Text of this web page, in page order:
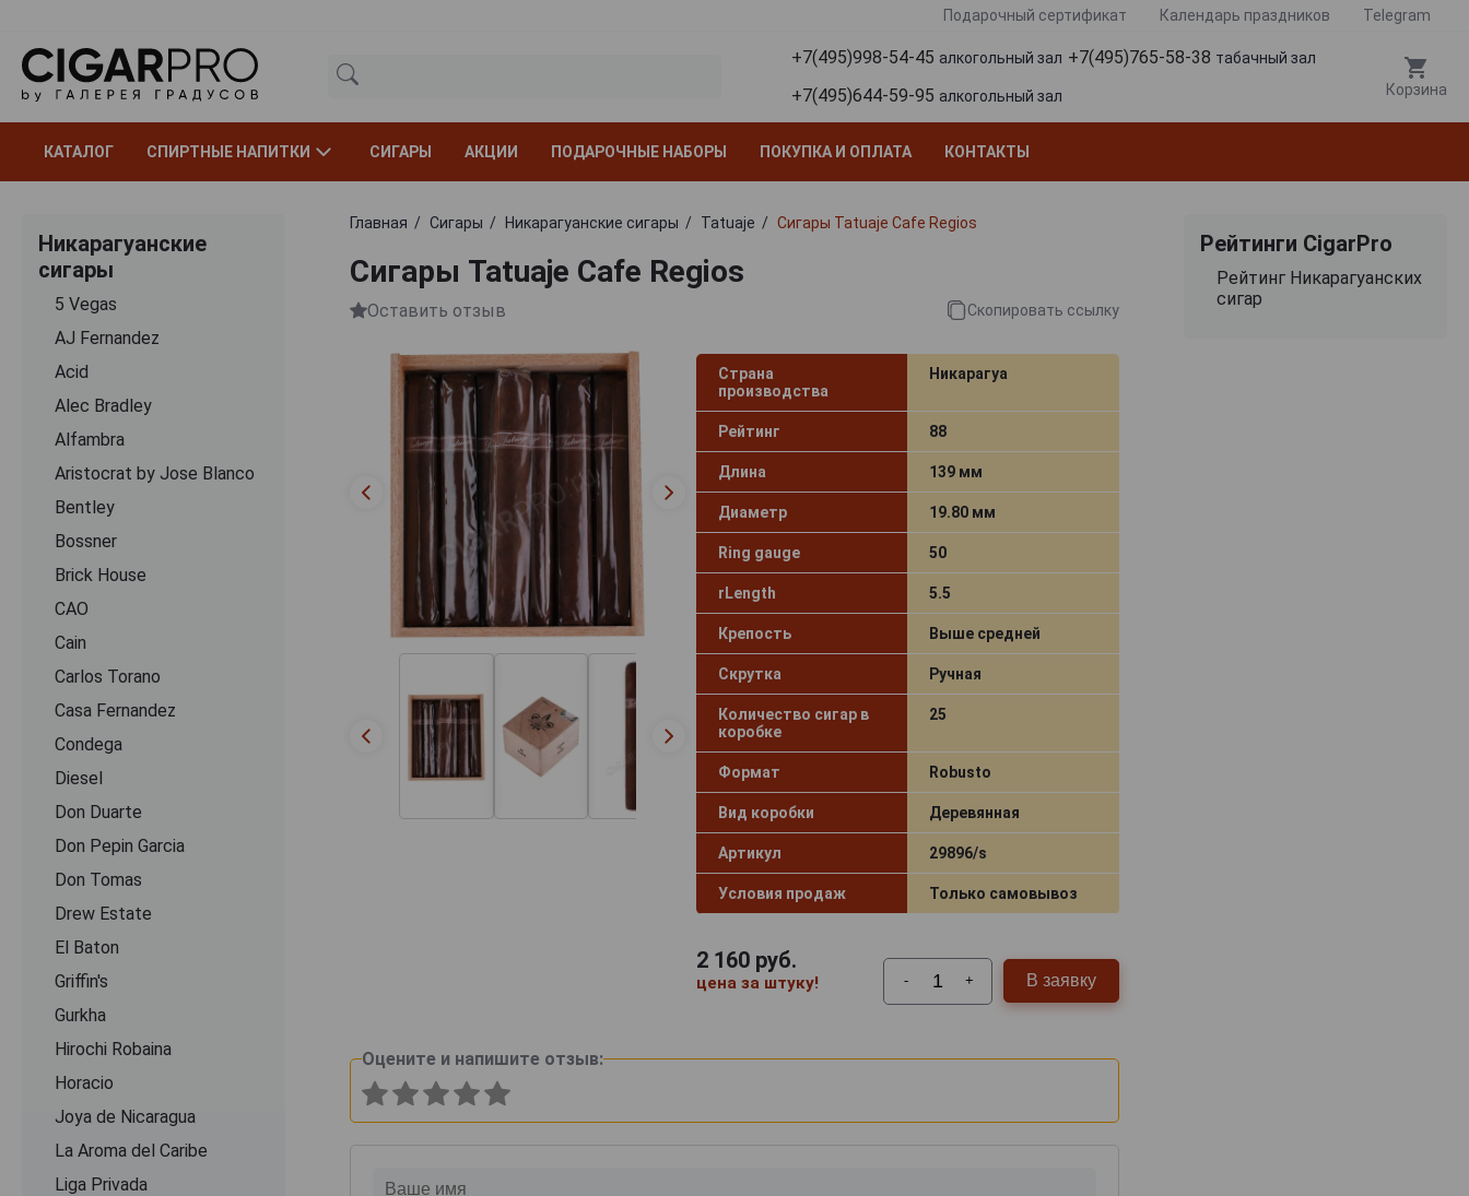
Подарочный сертификат Календарь праздников Telegram
+7(495)998-54-45 алкогольный зал +7(495)765-58-38 табачный зал
+7(495)644-59-95 алкогольный зал Корзина
КАТАЛОГ СПИРТНЫЕ НАПИТКИ СИГАРЫ АКЦИИ ПОДАРОЧНЫЕ НАБОРЫ ПОКУПКА И ОПЛАТА КОНТАКТЫ
Никарагуанские
сигары
5 Vegas
AJ Fernandez
Acid
Alec Bradley
Alfambra
Aristocrat by Jose Blanco
Bentley
Bossner
Brick House
CAO
Cain
Carlos Torano
Casa Fernandez
Condega
Diesel
Don Duarte
Don Pepin Garcia
Don Tomas
Drew Estate
El Baton
Griffin's
Gurkha
Hirochi Robaina
Horacio
Joya de Nicaragua
La Aroma del Caribe
Liga Privada
Главная Сигары Никарагуанские сигары Tatuaje Сигары Tatuaje Cafe Regios
Сигары Tatuaje Cafe Regios
Оставить отзыв Скопировать ссылку
Страна
производства
Никарагуа
Рейтинг 88
Длина 139 мм
Диаметр 19.80 мм
Ring gauge 50
rLength 5.5
Крепость Выше средней
Скрутка Ручная
Количество сигар в
коробке
25
Формат Robusto
Вид коробки Деревянная
Артикул 29896/s
Условия продаж Только самовывоз
2 160руб.
цена за штуку! - + В заявку
Оцените и напишите отзыв:
Рейтинги CigarPro
Рейтинг Никарагуанских
сигар